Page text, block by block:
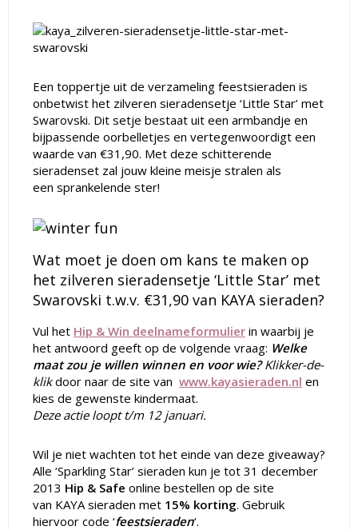
Een toppertje uit de verzameling feestsieraden is
onbetwist het zilveren sieradensetje ‘Little Star’ met
Swarovski. Dit setje bestaat uit een armbandje en
bijpassende oorbelletjes en vertegenwoordigt een
waarde van €31,90. Met deze schitterende
sieradenset zal jouw kleine meisje stralen als
een sprankelende ster!
Wat moet je doen om kans te maken op
het zilveren sieradensetje ‘Little Star’ met
Swarovski t.w.v. €31,90 van KAYA sieraden?
Vul het Hip & Win deelnameformulier in waarbij je
het antwoord geeft op de volgende vraag: Welke
maat zou je willen winnen en voor wie?Klikker-de-
klikdoor naar de site van www.kayasieraden.nl en
kies de gewenste kindermaat.
Deze actie loopt t/m 12 januari.
Wil je niet wachten tot het einde van deze giveaway?
Alle ‘Sparkling Star’ sieraden kun je tot 31 december
2013 Hip & Safe online bestellen op de site
van KAYA sieraden met 15% korting. Gebruik
hiervoor code ‘feestsieraden‘.